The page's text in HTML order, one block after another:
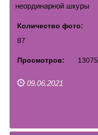
неординарной шкуры
Количество фото:
87
Просмотров: 13075
09.06.2021